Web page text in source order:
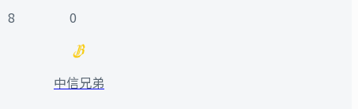
8 0
中信兄弟